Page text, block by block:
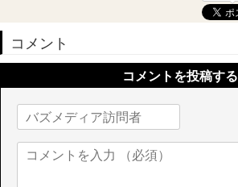
コメント
コメントを投稿する